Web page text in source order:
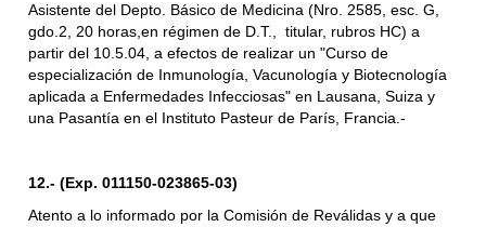
Asistente del Depto. Básico de Medicina (Nro. 2585, esc. G,
gdo.2, 20 horas,en régimen de D.T., titular, rubros HC) a
partir del 10.5.04, a efectos de realizar un "Curso de
especialización de Inmunología, Vacunología y Biotecnología
aplicada a Enfermedades Infecciosas" en Lausana, Suiza y
una Pasantía en el Instituto Pasteur de París, Francia.-
12.- (Exp. 011150-023865-03)
Atento a lo informado por la Comisión de Reválidas y a que